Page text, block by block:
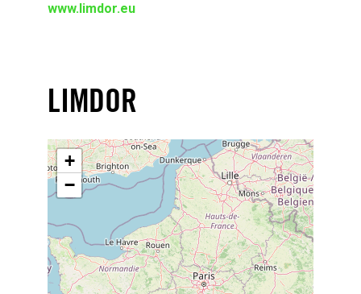
www.limdor.eu
LIMDOR
+
−